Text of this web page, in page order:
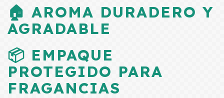
🏠 AROMA DURADERO Y
AGRADABLE
📦 EMPAQUE
PROTEGIDO PARA
FRAGANCIAS